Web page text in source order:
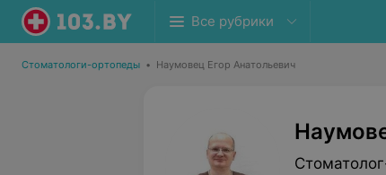
Все рубрики
Стоматологи-ортопеды • Наумовец Егор Анатольевич